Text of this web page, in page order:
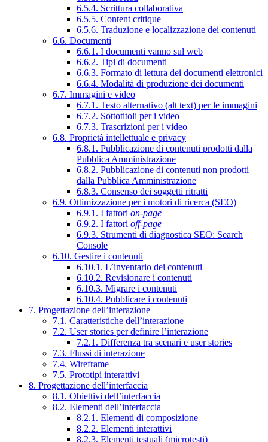
6.5.4. Scrittura collaborativa
6.5.5. Content critique
6.5.6. Traduzione e localizzazione dei contenuti
6.6. Documenti
6.6.1. I documenti vanno sul web
6.6.2. Tipi di documenti
6.6.3. Formato di lettura dei documenti elettronici
6.6.4. Modalità di produzione dei documenti
6.7. Immagini e video
6.7.1. Testo alternativo (alt text) per le immagini
6.7.2. Sottotitoli per i video
6.7.3. Trascrizioni per i video
6.8. Proprietà intellettuale e privacy
6.8.1. Pubblicazione di contenuti prodotti dalla
Pubblica Amministrazione
6.8.2. Pubblicazione di contenuti non prodotti
dalla Pubblica Amministrazione
6.8.3. Consenso dei soggetti ritratti
6.9. Ottimizzazione per i motori di ricerca (SEO)
6.9.1. I fattori on-page
6.9.2. I fattori off-page
6.9.3. Strumenti di diagnostica SEO: Search
Console
6.10. Gestire i contenuti
6.10.1. L’inventario dei contenuti
6.10.2. Revisionare i contenuti
6.10.3. Migrare i contenuti
6.10.4. Pubblicare i contenuti
7. Progettazione dell’interazione
7.1. Caratteristiche dell’interazione
7.2. User stories per definire l’interazione
7.2.1. Differenza tra scenari e user stories
7.3. Flussi di interazione
7.4. Wireframe
7.5. Prototipi interattivi
8. Progettazione dell’interfaccia
8.1. Obiettivi dell’interfaccia
8.2. Elementi dell’interfaccia
8.2.1. Elementi di composizione
8.2.2. Elementi interattivi
8.2.3. Elementi testuali (microtesti)